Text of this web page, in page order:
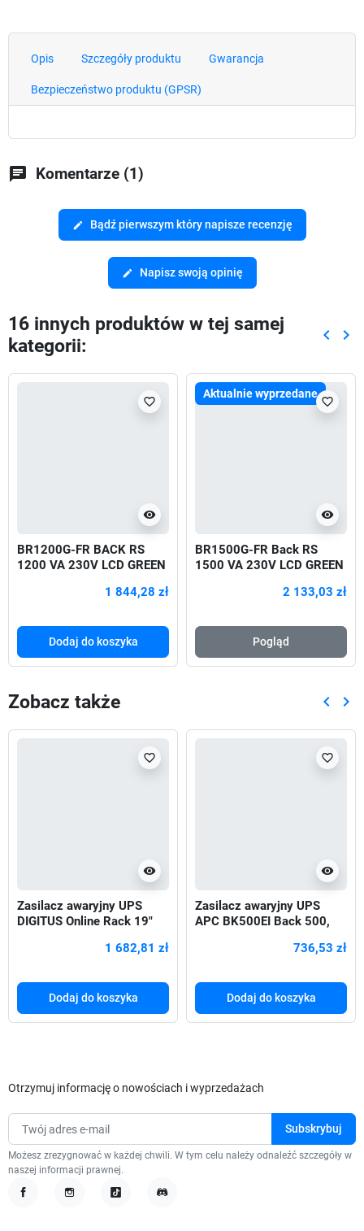
Opis Szczegóły produktu Gwarancja
Bezpieczeństwo produktu (GPSR)
chat Komentarze (1)
edit Bądź pierwszym który napisze recenzję
edit Napisz swoją opinię
16 innych produktów w tej samej
kategorii:
keyboard_arrow_left keyboard_arrow_right
visibility
favorite_border
BR1200G-FR BACK RS
1200 VA 230V LCD GREEN
1 844,28 zł
Dodaj do koszyka
Aktualnie wyprzedane
visibility
favorite_border
BR1500G-FR Back RS
1500 VA 230V LCD GREEN
2 133,03 zł
Pogląd
Zobacz także keyboard_arrow_left keyboard_arrow_right
visibility
favorite_border
Zasilacz awaryjny UPS
DIGITUS Online Rack 19"
1 682,81 zł
Dodaj do koszyka
visibility
favorite_border
Zasilacz awaryjny UPS
APC BK500EI Back 500,
736,53 zł
Dodaj do koszyka
Otrzymuj informację o nowościach i wyprzedażach
Możesz zrezygnować w każdej chwili. W tym celu należy odnaleźć szczegóły w
naszej informacji prawnej.